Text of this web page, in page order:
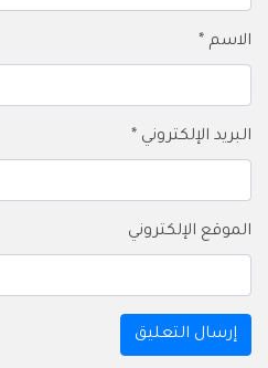
الاسم *
البريد الإلكتروني *
الموقع الإلكتروني